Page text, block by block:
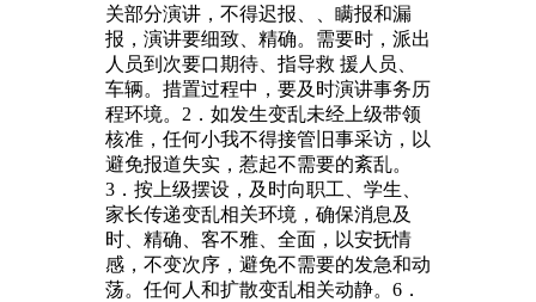
关部分演讲，不得迟报、、瞒报和漏
报，演讲要细致、精确。需要时，派出
人员到次要口期待、指导救 援人员、
车辆。措置过程中，要及时演讲事务历
程环境。2．如发生变乱未经上级带领
核准，任何小我不得接管旧事采访，以
避免报道失实，惹起不需要的紊乱。
3．按上级摆设，及时向职工、学生、
家长传递变乱相关环境，确保消息及
时、精确、客不雅、全面，以安抚情
感，不变次序，避免不需要的发急和动
荡。任何人和扩散变乱相关动静。6．